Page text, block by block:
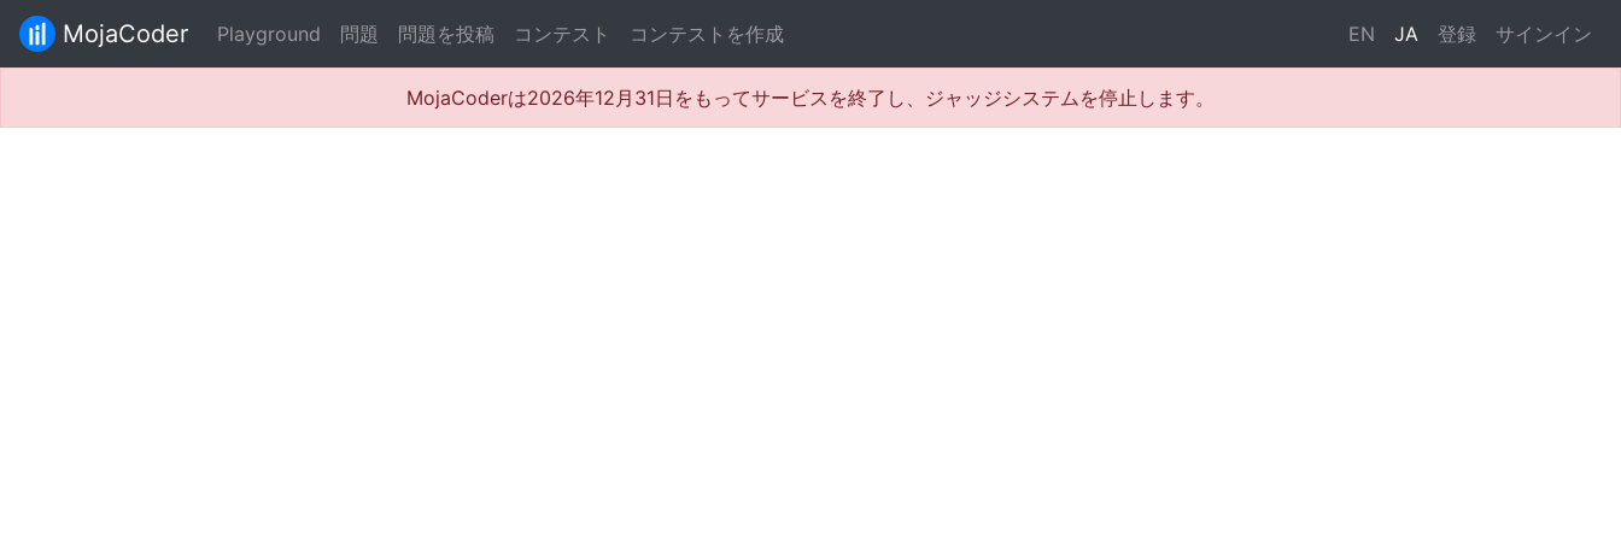
MojaCoder Playground 問題 問題を投稿 コンテスト コンテストを作成 EN JA 登録 サインイン
MojaCoderは2026年12月31日をもってサービスを終了し、ジャッジシステムを停止します。